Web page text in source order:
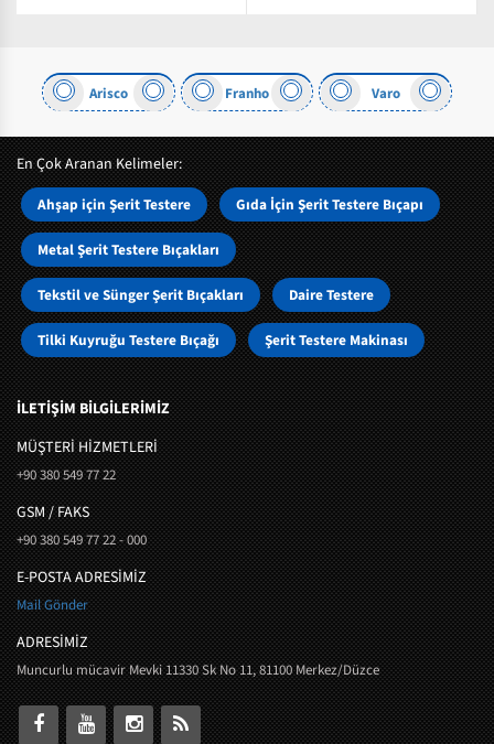
Arisco Franho Varo
En Çok Aranan Kelimeler:
Ahşap için Şerit Testere Gıda İçin Şerit Testere Bıçapı
Metal Şerit Testere Bıçakları
Tekstil ve Sünger Şerit Bıçakları Daire Testere
Tilki Kuyruğu Testere Bıçağı Şerit Testere Makinası
İLETİŞİM BİLGİLERİMİZ
MÜŞTERI HIZMETLERI
+90 380 549 77 22
GSM / FAKS
+90 380 549 77 22 - 000
E-POSTA ADRESİMİZ
Mail Gönder
ADRESİMİZ
Muncurlu mücavir Mevki 11330 Sk No 11, 81100 Merkez/Düzce